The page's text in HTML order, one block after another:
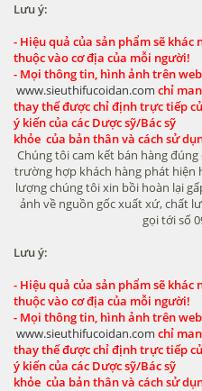
Lưu ý:
- Hiệu quả của sản phẩm sẽ
thuộc vào cơ địa của mỗi người!
- Mọi thông tin, hình ảnh trên
www.sieuthifucoidan.com chỉ
thay thế được chỉ định trực tiếp
ý kiến của các Dược sỹ/Bác sỹ
khỏe của bản thân và cách sử
Chúng tôi cam kết bán hàng
trường hợp khách hàng phát hiện
lượng chúng tôi xin bồi hoàn lại
ảnh về nguồn gốc xuất xứ, chất
gọi tới số
Lưu ý:
- Hiệu quả của sản phẩm sẽ
thuộc vào cơ địa của mỗi người!
- Mọi thông tin, hình ảnh trên
www.sieuthifucoidan.com chỉ
thay thế được chỉ định trực tiếp
ý kiến của các Dược sỹ/Bác sỹ
khỏe của bản thân và cách sử